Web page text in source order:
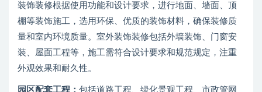
装饰装修根据使用功能和设计要求，进行地面、墙面、顶
棚等装饰施工，选用环保、优质的装饰材料，确保装修质
量和室内环境质量。室外装饰装修包括外墙装饰、门窗安
装、屋面工程等，施工需符合设计要求和规范规定，注重
外观效果和耐久性。
园区配套工程： 包括道路工程、绿化景观工程、市政管网